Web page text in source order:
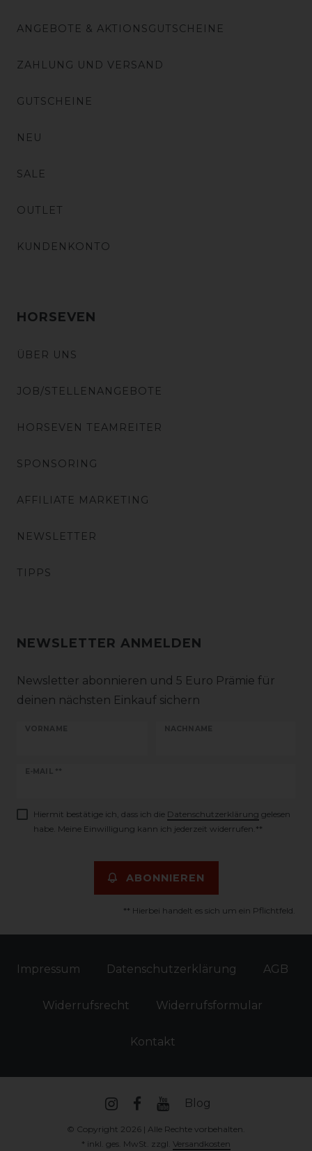
ANGEBOTE & AKTIONSGUTSCHEINE
ZAHLUNG UND VERSAND
GUTSCHEINE
NEU
SALE
OUTLET
KUNDENKONTO
HORSEVEN
ÜBER UNS
JOB/STELLENANGEBOTE
HORSEVEN TEAMREITER
SPONSORING
AFFILIATE MARKETING
NEWSLETTER
TIPPS
NEWSLETTER ANMELDEN
Newsletter abonnieren und 5 Euro Prämie für
deinen nächsten Einkauf sichern
VORNAME NACHNAME
E-MAIL **
Newsletter
Hiermit bestätige ich, dass ich die Daten­schutz­erklärung gelesen
habe. Meine Einwilligung kann ich jederzeit widerrufen.**
ABONNIEREN
** Hierbei handelt es sich um ein Pflichtfeld.
Impressum Daten­schutz­erklärung AGB
Widerrufs­recht Widerrufs­formular
Kontakt
Blog
© Copyright 2026 | Alle Rechte vorbehalten.
* inkl. ges. MwSt. zzgl. Versandkosten